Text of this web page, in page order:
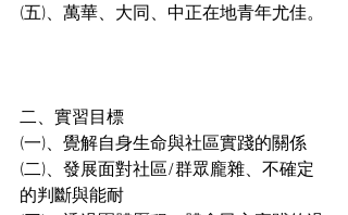
(五)、萬華、大同、中正在地青年尤佳。
二、實習目標
(一)、覺解自身生命與社區實踐的關係
(二)、發展面對社區/群眾龐雜、不確定
的判斷與能耐